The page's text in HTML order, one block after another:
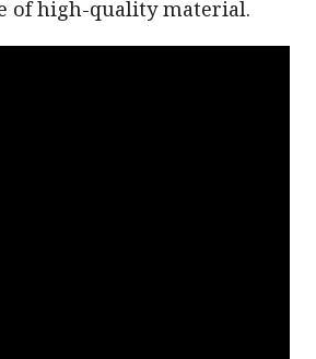
of high-quality material.